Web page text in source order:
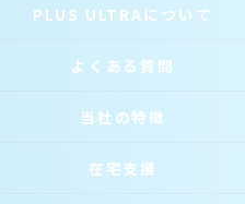
PLUS ULTRAについて
よくある質問
当社の特徴
在宅支援